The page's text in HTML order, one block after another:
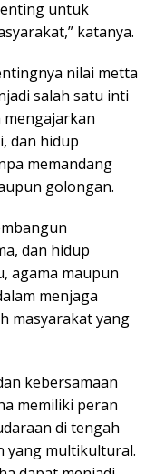
untuk
katanya.
nilai metta
salah satu inti
dan hidup
memandang
golongan.
dan hidup
agama maupun
menjaga
masyarakat yang
kebersamaan
memiliki peran
di tengah
yang multikultural.